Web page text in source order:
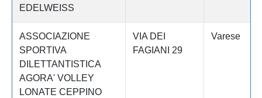
EDELWEISS
ASSOCIAZIONE
SPORTIVA
DILETTANTISTICA
AGORA' VOLLEY
LONATE CEPPINO
VIA DEI
FAGIANI 29
Varese